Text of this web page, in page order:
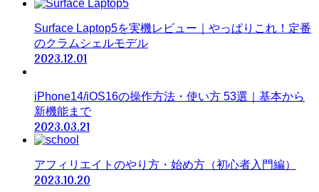
Surface Laptop5を実機レビュー｜やっぱりこれ！定番
のクラムシェルモデル
2023.12.01
iPhone14/iOS16の操作方法・使い方 53選｜基本から
新機能まで
2023.03.21
アフィリエイトのやり方・始め方（初心者入門編）
2023.10.20